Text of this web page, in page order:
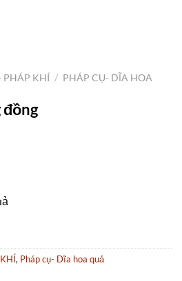
PHÁP KHÍ / PHÁP CỤ- DĨA HOA
đồng
, Pháp cụ- Dĩa hoa quả